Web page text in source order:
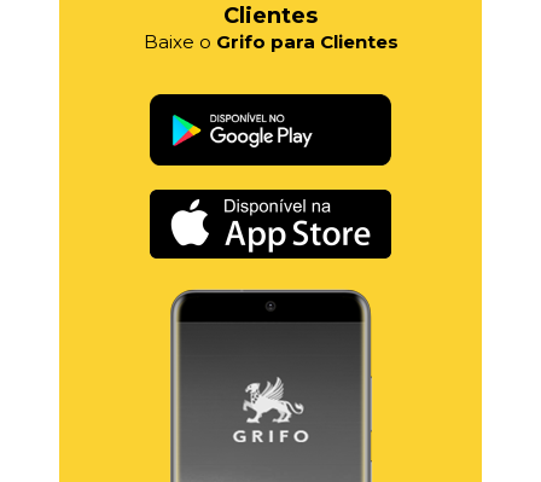
Clientes
Baixe o Grifo para Clientes